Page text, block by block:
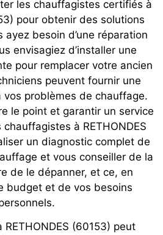
les chauffagistes certifiés à
pour obtenir des solutions
ayez besoin d’une réparation
envisagiez d’installer une
pour remplacer votre ancien
peuvent fournir une
vos problèmes de chauffage.
le point et garantir un service
à RETHONDES
un diagnostic complet de
et vous conseiller de la
de le dépanner, et ce, en
budget et de vos besoins
(60153) peut